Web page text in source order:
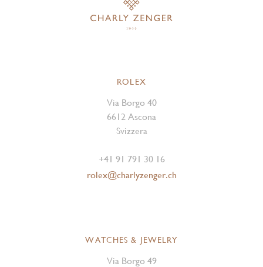
ROLEX
Via Borgo 40
6612 Ascona
Svizzera
+41 91 791 30 16
rolex@charlyzenger.ch
WATCHES & JEWELRY
Via Borgo 49